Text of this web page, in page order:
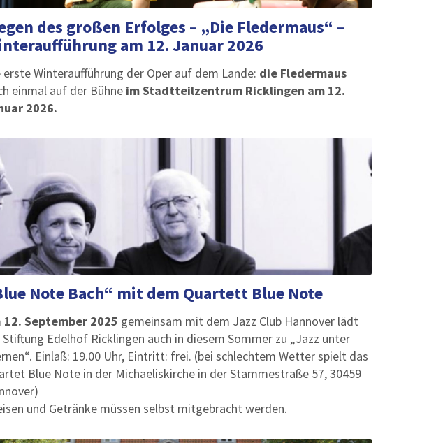
des großen Erfolges – „Die Fledermaus“ –
am 12. Januar 2026
erste Winteraufführung der Oper auf dem Lande: die Fledermaus
einmal auf der Bühne im Stadtteilzentrum Ricklingen am 12.
2026.
Note Bach“ mit dem Quartett Blue Note
12. September 2025 gemeinsam mit dem Jazz Club Hannover lädt
Stiftung Edelhof Ricklingen auch in diesem Sommer zu „Jazz unter
Einlaß: 19.00 Uhr, Eintritt: frei. (bei schlechtem Wetter spielt das
Blue Note in der Michaeliskirche in der Stammestraße 57, 30459
und Getränke müssen selbst mitgebracht werden.